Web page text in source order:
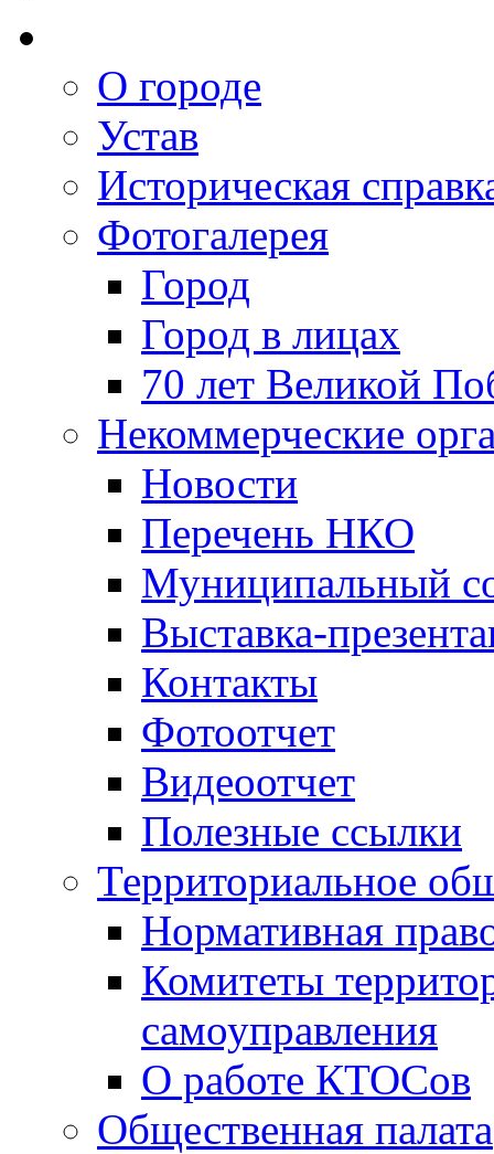
О городе
Устав
Историческая
Фотогалерея
Город
Город в лицах
70 лет Великой
Некоммерческие
Новости
Перечень НКО
Муниципальный
Выставка-
Контакты
Фотоотчет
Видеоотчет
Полезные ссылки
Территориальное
Нормативная
Комитеты
самоуправления
О работе КТОСов
Общественная палата